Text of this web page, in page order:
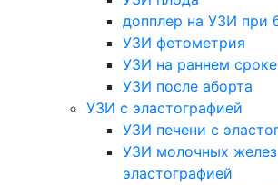
допплер на УЗИ при
УЗИ фетометрия
УЗИ на раннем
УЗИ после аборта
УЗИ с эластографией
УЗИ печени с
УЗИ молочных
эластографией